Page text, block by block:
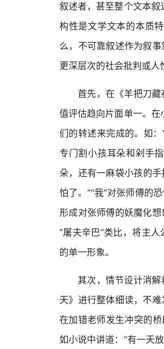
叙述者，甚至整个文本叙
构性是文学文本的本质
么，不可靠叙述作为叙
更深层次的社会批判或人
首先，在《羊把刀
值评估趋向片面单一。在
们的转述来完成的。如
专门割小孩耳朵和剁手
朵，还有一麻袋小孩的
怕了。”“我”对张师傅的
形成对张师傅的妖魔化
“屠夫辛巴”类比，将主
的单一形象。
其次，情节设计消
天》进行整体细读，不
在加错老师发生冲突的
如小说中讲道：“有一天